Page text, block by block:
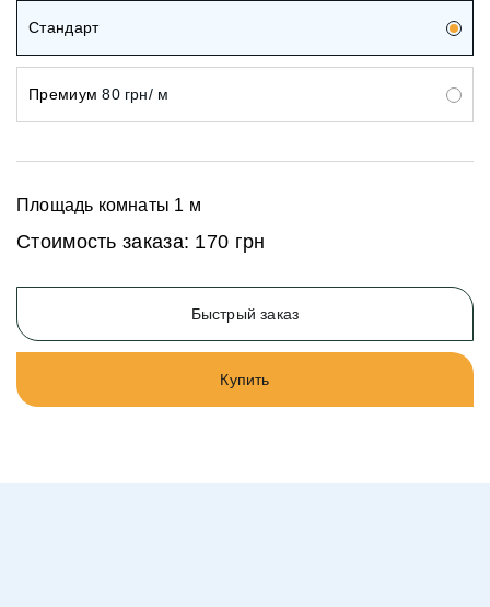
Стандарт
Премиум 80 грн/ м
Площадь комнаты 1 м
Стоимость заказа: 170 грн
Быстрый заказ
Купить